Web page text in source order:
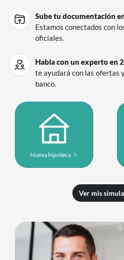
Sube tu documentación
Estamos conectados con
oficiales.
Habla con un experto en
te ayudará con las ofertas
banco.
Nueva hipoteca
Ver mis